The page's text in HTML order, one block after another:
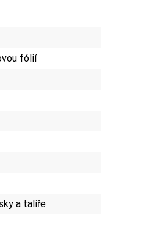
fólií
a talíře